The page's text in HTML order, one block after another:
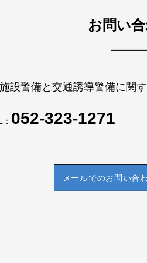
お問い
施設警備と交通誘導警備に関
052-323-1271
メールでのお問い合